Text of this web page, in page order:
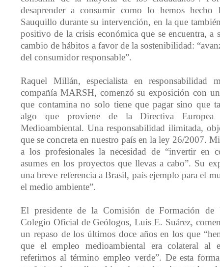
desaprender a consumir como lo hemos hecho
Sauquillo durante su intervención, en la que
positivo de la crisis económica que se encuentra, a
cambio de hábitos a favor de la sostenibilidad:
del consumidor responsable”.
Raquel Millán, especialista en responsabilidad
compañía MARSH, comenzó su exposición con
que contamina no solo tiene que pagar sino que
algo que proviene de la Directiva Europea
Medioambiental. Una responsabilidad ilimitada,
que se concreta en nuestro país en la ley 26/2007.
a los profesionales la necesidad de “invertir en
asumes en los proyectos que llevas a cabo”. Su
una breve referencia a Brasil, país ejemplo para el
el medio ambiente”.
El presidente de la Comisión de Formación de
Colegio Oficial de Geólogos, Luis E. Suárez,
un repaso de los últimos doce años en los que
que el empleo medioambiental era colateral al
referirnos al término empleo verde”. De esta